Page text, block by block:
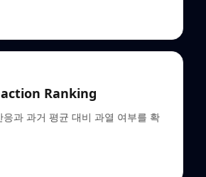
Ranking
응과 과거 평균 대비 과열 여부를 확